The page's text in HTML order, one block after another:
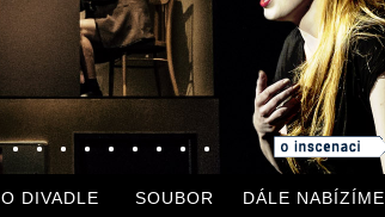
O DIVADLE SOUBOR DÁLE NABÍZÍME